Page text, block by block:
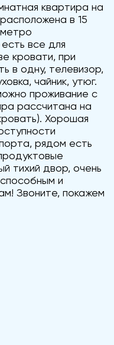
квартира на
в 15
все для
кровати, при
в одну, телевизор,
чайник, утюг.
проживание с
рассчитана на
Хорошая
рядом есть
тихий двор, очень
и
Звоните, покажем